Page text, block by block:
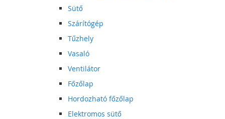
Sütő
Szárítógép
Tűzhely
Vasaló
Ventilátor
Főzőlap
Hordozható főzőlap
Elektromos sütő